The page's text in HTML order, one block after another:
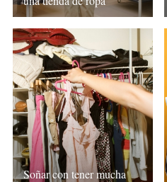
Soñar con tener mucha